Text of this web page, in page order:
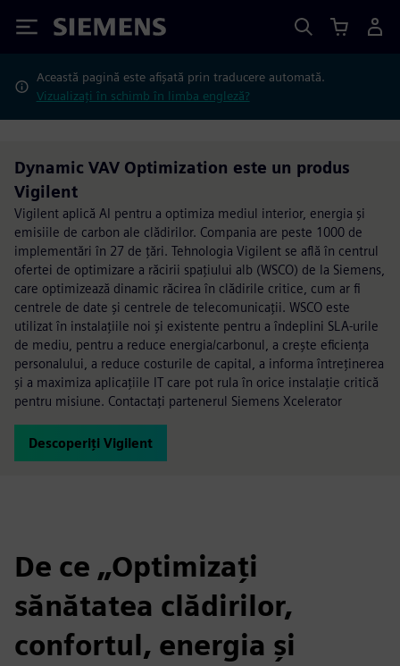
Siemens
Această pagină este afișată prin traducere automată.
Vizualizați în schimb în limba engleză?
Dynamic VAV Optimization este un produs
Vigilent
Vigilent aplică AI pentru a optimiza mediul interior, energia și
emisiile de carbon ale clădirilor. Compania are peste 1000 de
implementări în 27 de țări. Tehnologia Vigilent se află în centrul
ofertei de optimizare a răcirii spațiului alb (WSCO) de la Siemens,
care optimizează dinamic răcirea în clădirile critice, cum ar fi
centrele de date și centrele de telecomunicații. WSCO este
utilizat în instalațiile noi și existente pentru a îndeplini SLA-urile
de mediu, pentru a reduce energia/carbonul, a crește eficiența
personalului, a reduce costurile de capital, a informa întreținerea
și a maximiza aplicațiile IT care pot rula în orice instalație critică
pentru misiune. Contactați partenerul Siemens Xcelerator
Descoperiți Vigilent
De ce „Optimizați
sănătatea clădirilor,
confortul, energia și